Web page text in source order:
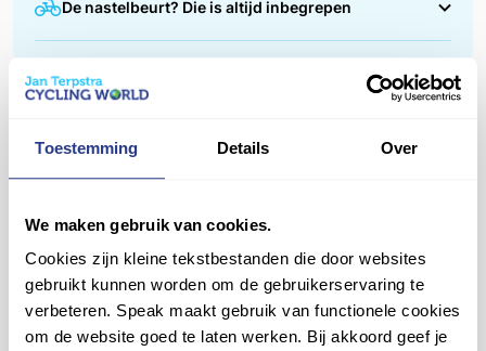
Toestemming Details Over
We maken gebruik van cookies.
Cookies zijn kleine tekstbestanden die door websites
gebruikt kunnen worden om de gebruikerservaring te
verbeteren. Speak maakt gebruik van functionele cookies
om de website goed te laten werken. Bij akkoord geef je
voordat je erop wegrijdt. Tijdens de afleverbeurt
versnellingen en bandenspanning. Zo kun jij direct
De nastelbeurt? Die is altijd inbegrepen
Na de eerste maanden fietsen is het normaal dat
jouw nieuwe fiets zich nog een beetje "zet".
aan binnen een half jaar. Tijdens deze check
stellen we de versnellingen, remmen en andere
werkt.
Plan je afspraak eenvoudig in en blijf genieten van
Heb je een vraag over dit product? Ons team staat je
graag te woord!